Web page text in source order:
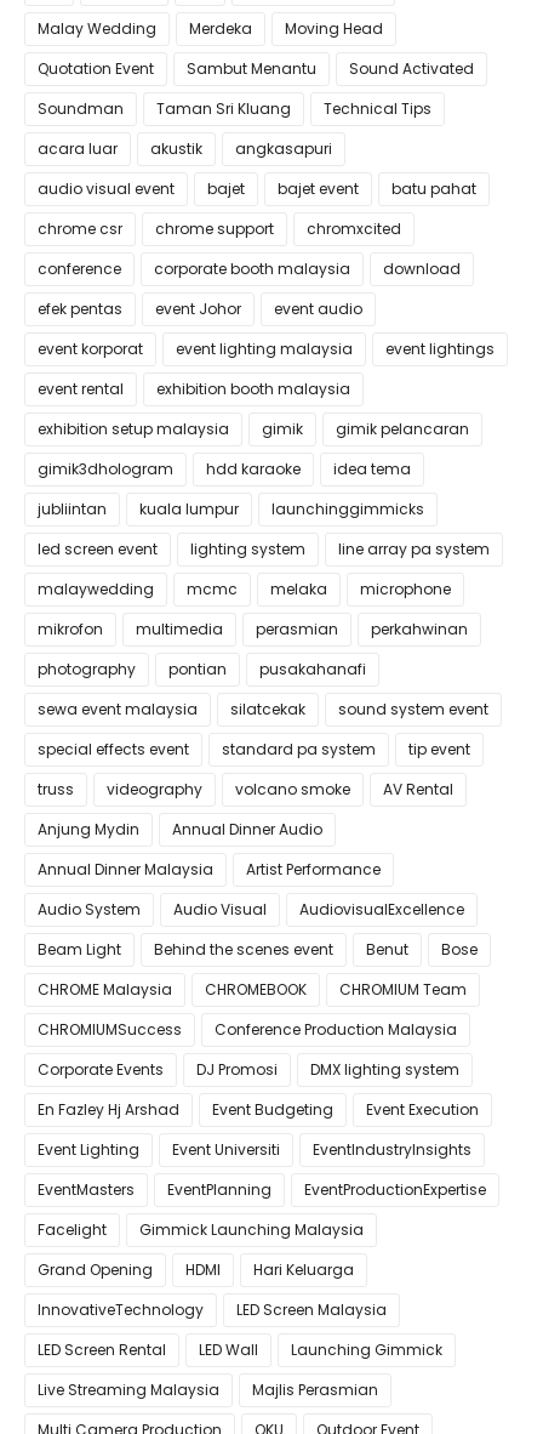
Malay Wedding
Merdeka
Moving Head
Quotation Event
Sambut Menantu
Sound Activated
Soundman
Taman Sri Kluang
Technical Tips
acara luar
akustik
angkasapuri
audio visual event
bajet bajet event
batu pahat
chrome csr
chrome support
chromxcited
conference
corporate booth malaysia
download
efek pentas
event Johor
event audio
event korporat
event lighting malaysia
event lightings
event rental
exhibition booth malaysia
exhibition setup malaysia
gimik
gimik pelancaran
gimik3dhologram
hdd karaoke
idea tema
jubliintan
kuala lumpur
launchinggimmicks
led screen event
lighting system
line array pa system
malaywedding
mcmc melaka
microphone
mikrofon
multimedia perasmian
perkahwinan
photography
pontian
pusakahanafi
sewa event malaysia
silatcekak
sound system event
special effects event
standard pa system
tip event
truss
videography volcano smoke
AV Rental
Anjung Mydin
Annual Dinner Audio
Annual Dinner Malaysia
Artist Performance
Audio System
Audio Visual
AudiovisualExcellence
Beam Light
Behind the scenes event Benut
Bose
CHROME Malaysia
CHROMEBOOK
CHROMIUM Team
CHROMIUMSuccess
Conference Production Malaysia
Corporate Events
DJ Promosi
DMX lighting system
En Fazley Hj Arshad
Event Budgeting
Event Execution
Event Lighting
Event Universiti
EventIndustryInsights
EventMasters
EventPlanning
EventProductionExpertise
Facelight
Gimmick Launching Malaysia
Grand Opening
HDMI
Hari Keluarga
InnovativeTechnology
LED Screen Malaysia
LED Screen Rental
LED Wall
Launching Gimmick
Live Streaming Malaysia
Majlis Perasmian
Multi Camera Production
OKU Outdoor Event